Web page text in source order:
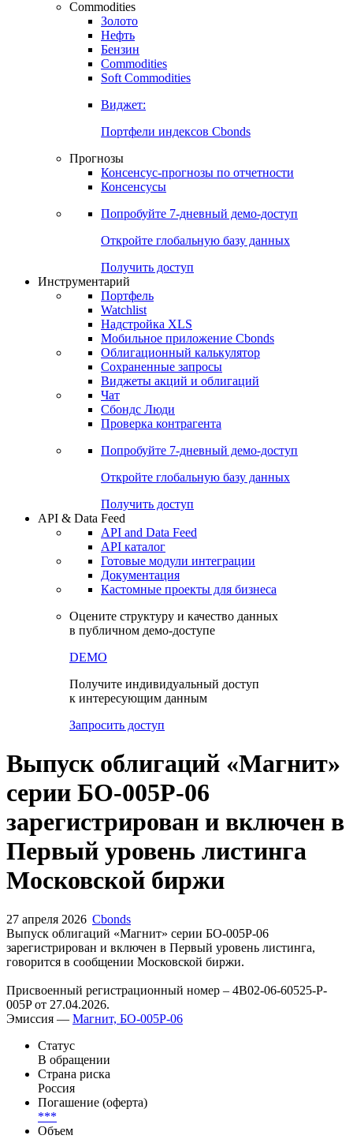
Commodities
Золото
Нефть
Бензин
Commodities
Soft Commodities
Виджет:
Портфели индексов Cbonds
Прогнозы
Консенсус-прогнозы по отчетности
Консенсусы
Попробуйте 7-дневный демо-доступ
Откройте глобальную базу данных
Получить доступ
Инструментарий
Портфель
Watchlist
Надстройка XLS
Мобильное приложение Cbonds
Облигационный калькулятор
Сохраненные запросы
Виджеты акций и облигаций
Чат
Сбондс Люди
Проверка контрагента
Попробуйте 7-дневный демо-доступ
Откройте глобальную базу данных
Получить доступ
API & Data Feed
API and Data Feed
API каталог
Готовые модули интеграции
Документация
Кастомные проекты для бизнеса
Оцените структуру и качество данных
в публичном демо-доступе
DEMO
Получите индивидуальный доступ
к интересующим данным
Запросить доступ
Выпуск облигаций «Магнит»
серии БО-005Р-06
зарегистрирован и включен в
Первый уровень листинга
Московской биржи
27 апреля 2026 Cbonds
Выпуск облигаций «Магнит» серии БО-005Р-06
зарегистрирован и включен в Первый уровень листинга,
говорится в сообщении Московской биржи.
Присвоенный регистрационный номер – 4B02-06-60525-P-
005P от 27.04.2026.
Эмиссия — Магнит, БО-005Р-06
Статус
В обращении
Страна риска
Россия
Погашение (оферта)
***
Объем